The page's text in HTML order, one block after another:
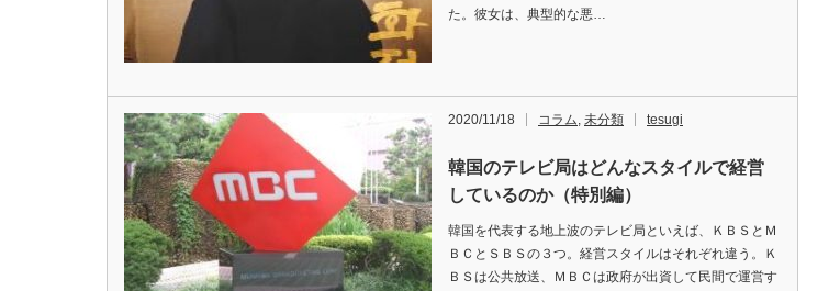
た。彼女は、典型的な悪…
2020/11/18 コラム, 未分類 tesugi
韓国のテレビ局はどんなスタイルで経営
しているのか（特別編）
韓国を代表する地上波のテレビ局といえば、ＫＢＳとＭ
ＢＣとＳＢＳの３つ。経営スタイルはそれぞれ違う。Ｋ
ＢＳは公共放送、ＭＢＣは政府が出資して民間で運営す